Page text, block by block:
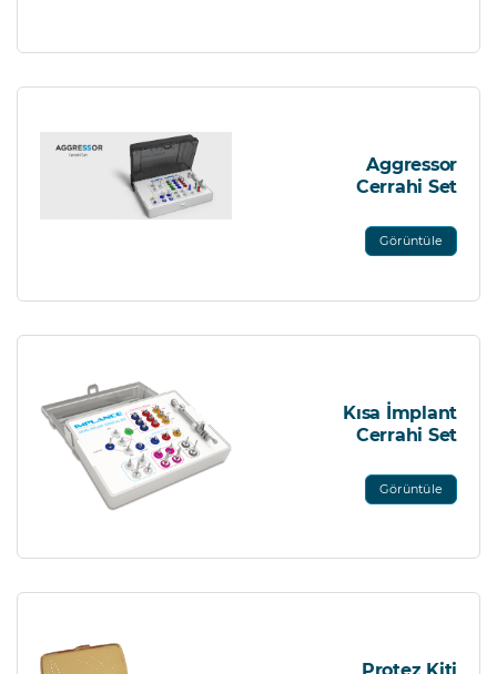
Aggressor
Cerrahi Set
Görüntüle
Kısa İmplant
Cerrahi Set
Görüntüle
Protez Kiti